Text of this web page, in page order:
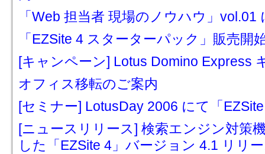
「Web 担当者 現場のノウハウ」
「EZSite 4 スターターパック」販売開
[キャンペーン] Lotus Domino Express
オフィス移転のご案内
[セミナー] LotusDay 2006 にて「
[ニュースリリース] 検索エンジン対策
した「EZSite 4」バージョン 4.1 リリ